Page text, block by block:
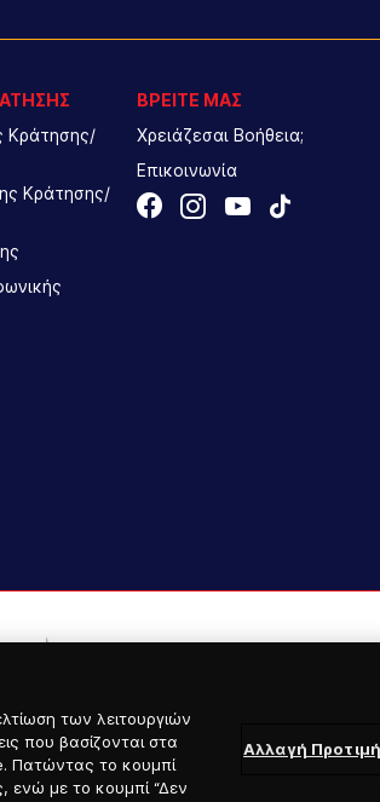
Κράτησης/
Κράτησης/
ΒΡΕΙΤΕ ΜΑΣ
Χρειάζεσαι Βοήθεια;
Επικοινωνία
των λειτουργιών
που βασίζονται στα
Πατώντας το κουμπί
ενώ με το κουμπί “Δεν
Αλλαγή